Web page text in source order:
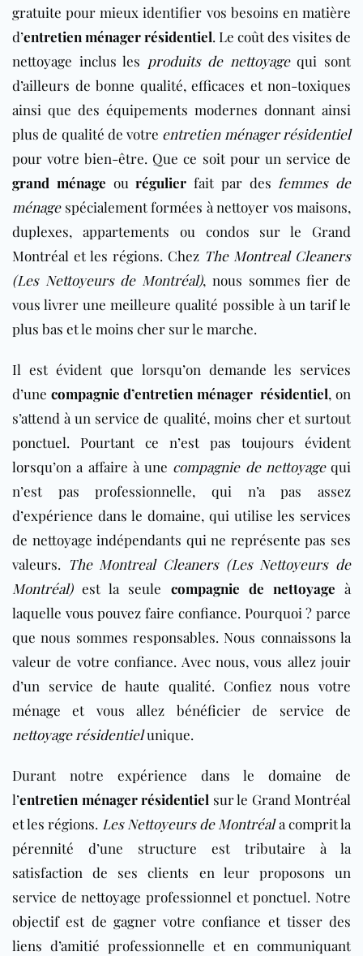
gratuite pour mieux identifier vos besoins en matière
d’entretien ménager résidentiel. Le coût des visites de
nettoyage inclus les produits de nettoyagequi sont
d’ailleurs de bonne qualité, efficaces et non-toxiques
ainsi que des équipements modernes donnant ainsi
plus de qualité de votre entretien ménager résidentiel
pour votre bien-être. Que ce soit pour un service de
grand ménage ourégulier fait par des femmes de
ménagespécialement formées à nettoyer vos maisons,
duplexes, appartements ou condos sur le Grand
Montréal et les régions. Chez The Montreal Cleaners
(Les Nettoyeurs de Montréal), nous sommes fier de
vous livrer une meilleure qualité possible à un tarif le
plus bas et le moins cher sur le marche.
Il est évident que lorsqu’on demande les services
d’une compagnie d’entretien ménager résidentiel, on
s’attend à un service de qualité, moins cher et surtout
ponctuel. Pourtant ce n’est pas toujours évident
lorsqu’on a affaire à une compagnie de nettoyagequi
n’est pas professionnelle, qui n’a pas assez
d’expérience dans le domaine, qui utilise les services
de nettoyage indépendants qui ne représente pas ses
valeurs. The Montreal Cleaners (Les Nettoyeurs de
Montréal)est la seule compagnie de nettoyage à
laquelle vous pouvez faire confiance. Pourquoi ? parce
que nous sommes responsables. Nous connaissons la
valeur de votre confiance. Avec nous, vous allez jouir
d’un service de haute qualité. Confiez nous votre
ménage et vous allez bénéficier de service de
nettoyage résidentielunique.
Durant notre expérience dans le domaine de
l’entretien ménager résidentiel sur le Grand Montréal
et les régions. Les Nettoyeurs de Montréala comprit la
pérennité d’une structure est tributaire à la
satisfaction de ses clients en leur proposons un
service de nettoyage professionnel et ponctuel. Notre
objectif est de gagner votre confiance et tisser des
liens d’amitié professionnelle et en communiquant